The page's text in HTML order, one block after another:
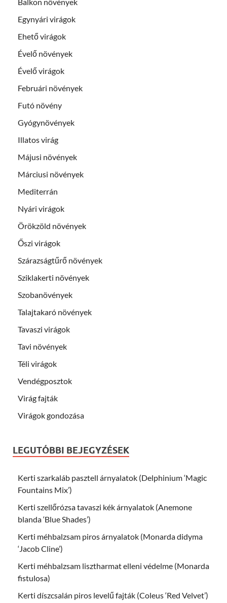
Egynyári virágok
Ehető virágok
Évelő növények
Évelő virágok
Februári növények
Futó növény
Gyógynövények
Illatos virág
Májusi növények
Márciusi növények
Mediterrán
Nyári virágok
Örökzöld növények
Őszi virágok
Szárazságtűrő növények
Sziklakerti növények
Szobanövények
Talajtakaró növények
Tavaszi virágok
Tavi növények
Téli virágok
Vendégposztok
Virág fajták
Virágok gondozása
LEGUTÓBBI BEJEGYZÉSEK
Kerti szarkaláb pasztell árnyalatok (Delphinium ‘Magic
Fountains Mix’)
Kerti szellőrózsa tavaszi kék árnyalatok (Anemone
blanda ‘Blue Shades’)
Kerti méhbalzsam piros árnyalatok (Monarda didyma
‘Jacob Cline’)
Kerti méhbalzsam lisztharmat elleni védelme (Monarda
fistulosa)
Kerti díszcsalán piros levelű fajták (Coleus ‘Red Velvet’)